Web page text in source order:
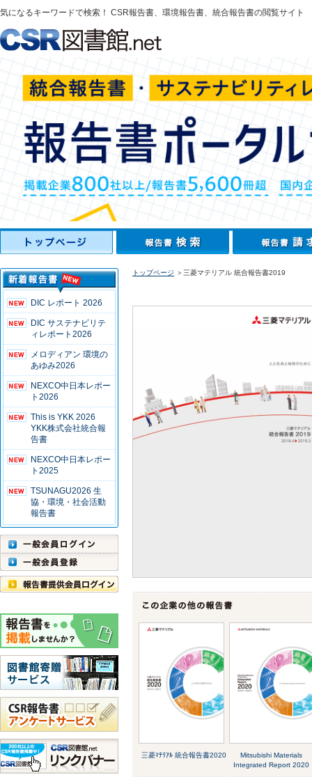
気になるキーワードで検索！ CSR報告書、環境報告書、統合報告書の閲覧サイト
DIC レポート 2026
DIC サステナビリテ
ィレポート2026
メロディアン 環境の
あゆみ2026
NEXCO中日本レポー
ト2026
This is YKK 2026
YKK株式会社統合報
告書
NEXCO中日本レポー
ト2025
TSUNAGU2026 生
協・環境・社会活動
報告書
トップページ ＞三菱マテリアル 統合報告書2019
三菱ﾏﾃﾘｱﾙ 統合報告書2020
Mitsubishi Materials
Integrated Report 2020